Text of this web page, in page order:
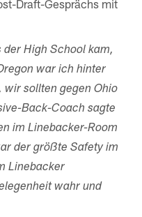
Draft-Gesprächs mit
High School kam,
war ich hinter
wir sollten gegen Ohio
Back-Coach sagte
im Linebacker-Room
der größte Safety im
Linebacker
wahr und